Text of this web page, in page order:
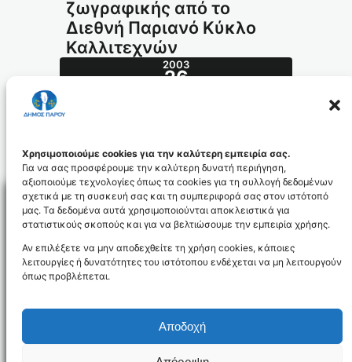
Χρησιμοποιούμε cookies για την καλύτερη εμπειρία σας.
Για να σας προσφέρουμε την καλύτερη δυνατή περιήγηση,
αξιοποιούμε τεχνολογίες όπως τα cookies για τη συλλογή δεδομένων
σχετικά με τη συσκευή σας και τη συμπεριφορά σας στον ιστότοπό
μας. Τα δεδομένα αυτά χρησιμοποιούνται αποκλειστικά για
στατιστικούς σκοπούς και για να βελτιώσουμε την εμπειρία χρήσης.
Αν επιλέξετε να μην αποδεχθείτε τη χρήση cookies, κάποιες
λειτουργίες ή δυνατότητες του ιστότοπου ενδέχεται να μη λειτουργούν
όπως προβλέπεται.
Αποδοχή
ζωγραφικής από το
Διεθνή Παριανό Κύκλο
Καλλιτεχνών
2003
26
199.2003_id868
NEWSLETTER